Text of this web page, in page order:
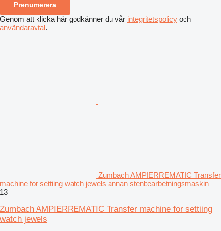
Prenumerera
Genom att klicka här godkänner du vår integritetspolicy och
användaravtal.
Zumbach AMPIERREMATIC Transfer
machine for settiing watch jewels annan stenbearbetningsmaskin
13
Zumbach AMPIERREMATIC Transfer machine for settiing
watch jewels